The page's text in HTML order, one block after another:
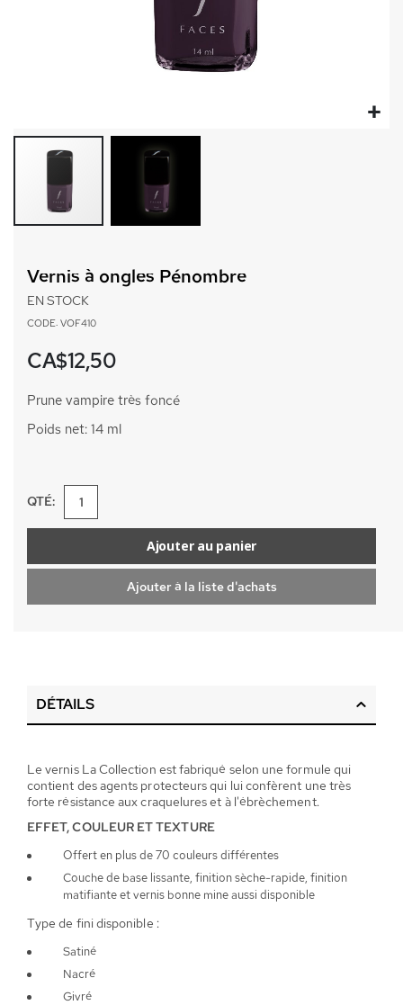
début
d’images
Vernis à ongles Pénombre
EN STOCK
CODE: VOF410
CA$12,50
Prune vampire très foncé
Poids net: 14 ml
QTÉ:
Ajouter au panier
Ajouter à la liste d'achats
DÉTAILS
Le vernis La Collection est fabriqué selon une formule qui
contient des agents protecteurs qui lui confèrent une très
forte résistance aux craquelures et à l'ébrèchement.
EFFET, COULEUR ET TEXTURE
Offert en plus de 70 couleurs différentes
Couche de base lissante, finition sèche-rapide, finition
matifiante et vernis bonne mine aussi disponible
Type de fini disponible :
Satiné
Nacré
Givré